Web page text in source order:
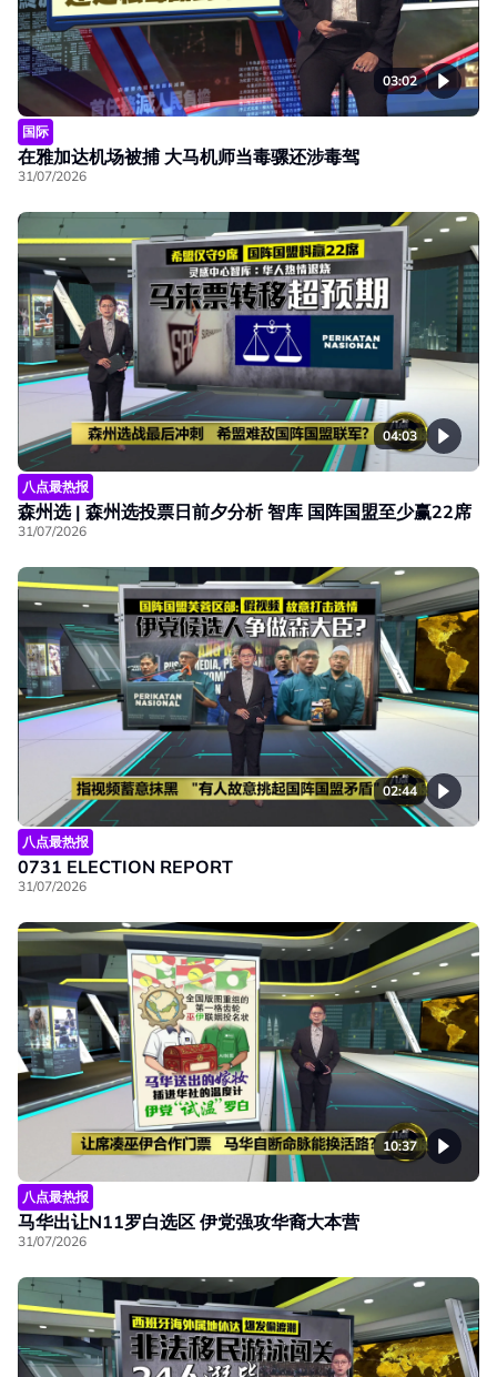
03:02
国际
在雅加达机场被捕 大马机师当毒骡还涉毒驾
31/07/2026
04:03
八点最热报
森州选 | 森州选投票日前夕分析 智库 国阵国盟至少赢22席
31/07/2026
02:44
八点最热报
0731 ELECTION REPORT
31/07/2026
10:37
八点最热报
马华出让N11罗白选区 伊党强攻华裔大本营
31/07/2026